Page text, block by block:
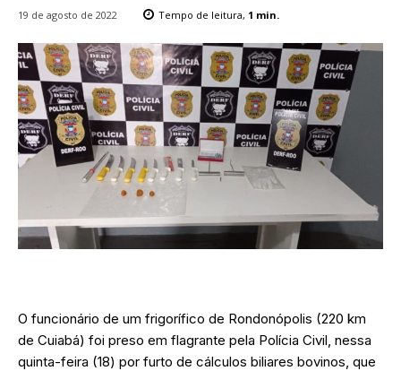
19 de agosto de 2022 Tempo de leitura, 1 min.
O funcionário de um frigorífico de Rondonópolis (220 km
de Cuiabá) foi preso em flagrante pela Polícia Civil, nessa
quinta-feira (18) por furto de cálculos biliares bovinos, que